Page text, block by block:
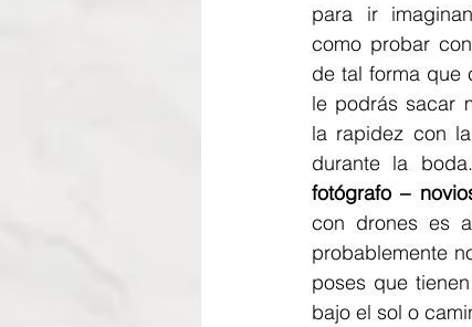
para ir
como probar
de tal forma que
le podrás sacar
la rapidez con
durante la boda.
fotógrafo –
con drones es
probablemente
poses que
bajo el sol o